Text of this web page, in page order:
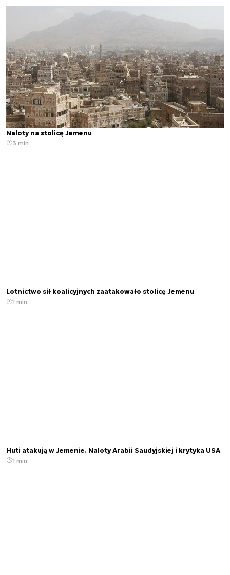
Naloty na stolicę Jemenu
3 min.
Lotnictwo sił koalicyjnych zaatakowało stolicę Jemenu
1 min.
Huti atakują w Jemenie. Naloty Arabii Saudyjskiej i krytyka USA
1 min.